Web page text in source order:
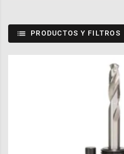
PRODUCTOS Y FILTROS